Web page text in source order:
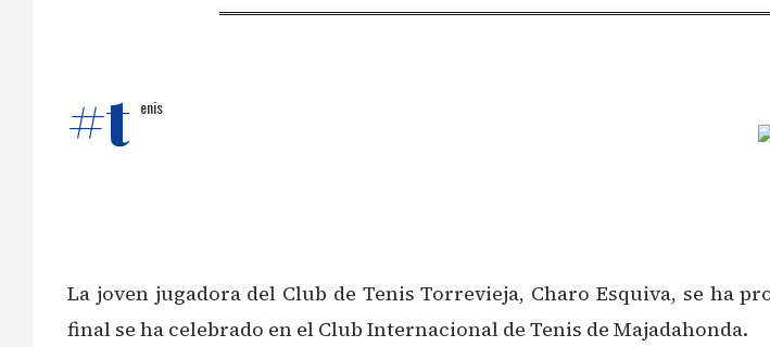
#t enis
La joven jugadora del Club de Tenis Torrevieja, Charo Esquiva, se ha
final se ha celebrado en el Club Internacional de Tenis de Majadahonda.